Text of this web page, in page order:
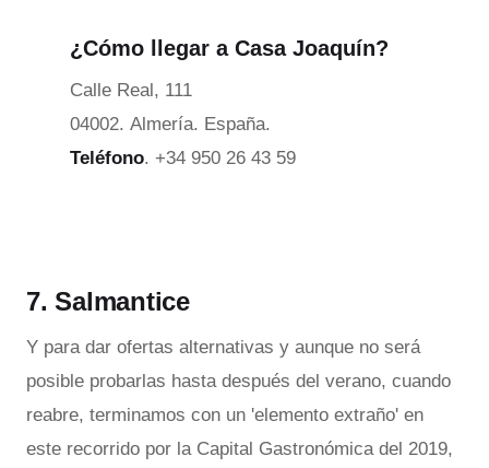
¿Cómo llegar a Casa Joaquín?
Calle Real, 111
04002. Almería. España.
Teléfono. +34 950 26 43 59
7. Salmantice
Y para dar ofertas alternativas y aunque no será
posible probarlas hasta después del verano, cuando
reabre, terminamos con un 'elemento extraño' en
este recorrido por la Capital Gastronómica del 2019,